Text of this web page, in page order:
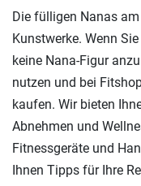
Die fülligen Nanas
Kunstwerke. Wenn
keine Nana-Figur
nutzen und bei
kaufen. Wir bieten
Abnehmen und
Fitnessgeräte und
Ihnen Tipps für Ihre